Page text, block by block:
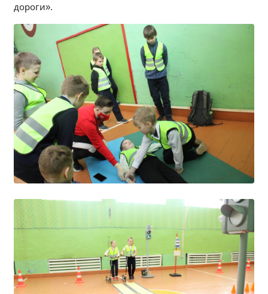
Материально-техническое обеспечение и
оснащенность образовательного процесса.
Доступная среда
Стипендии и меры поддержки обучающихся
Платные образовательные услуги
Финансово-хозяйственная деятельность
Вакантные места для приёма (перевода)
Международное сотрудничество
Организация питания в образовательной
организации
УЧЕБНАЯ РАБОТА
Расписание занятий
Заочное отделение
Локальные акты
ВОСПИТАТЕЛЬНАЯ РАБОТА
Безопасность на железной дороге
дороги».